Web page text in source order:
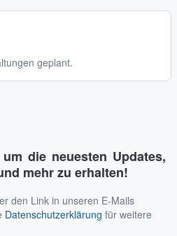
geplant.
die neuesten Updates,
mehr zu erhalten!
den Link in unseren E-Mails
Datenschutzerklärung für weitere